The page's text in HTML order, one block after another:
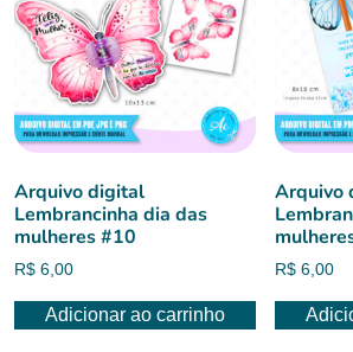
Arquivo digital
Lembrancinha dia das
mulheres #10
R$ 6,00
Adicionar ao carrinho
Arquivo
R$ 6,00